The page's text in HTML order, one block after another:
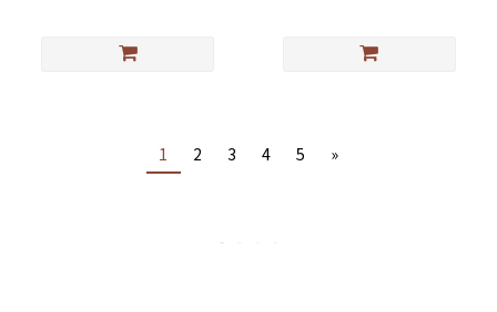
1 2 3 4 5 »